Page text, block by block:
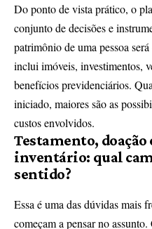
Do ponto de vista prático, o
conjunto de decisões e
patrimônio de uma pessoa
inclui imóveis, investimentos,
benefícios previdenciários.
iniciado, maiores são as
custos envolvidos.
Testamento, doação
inventário: qual
sentido?
Essa é uma das dúvidas mais
começam a pensar no